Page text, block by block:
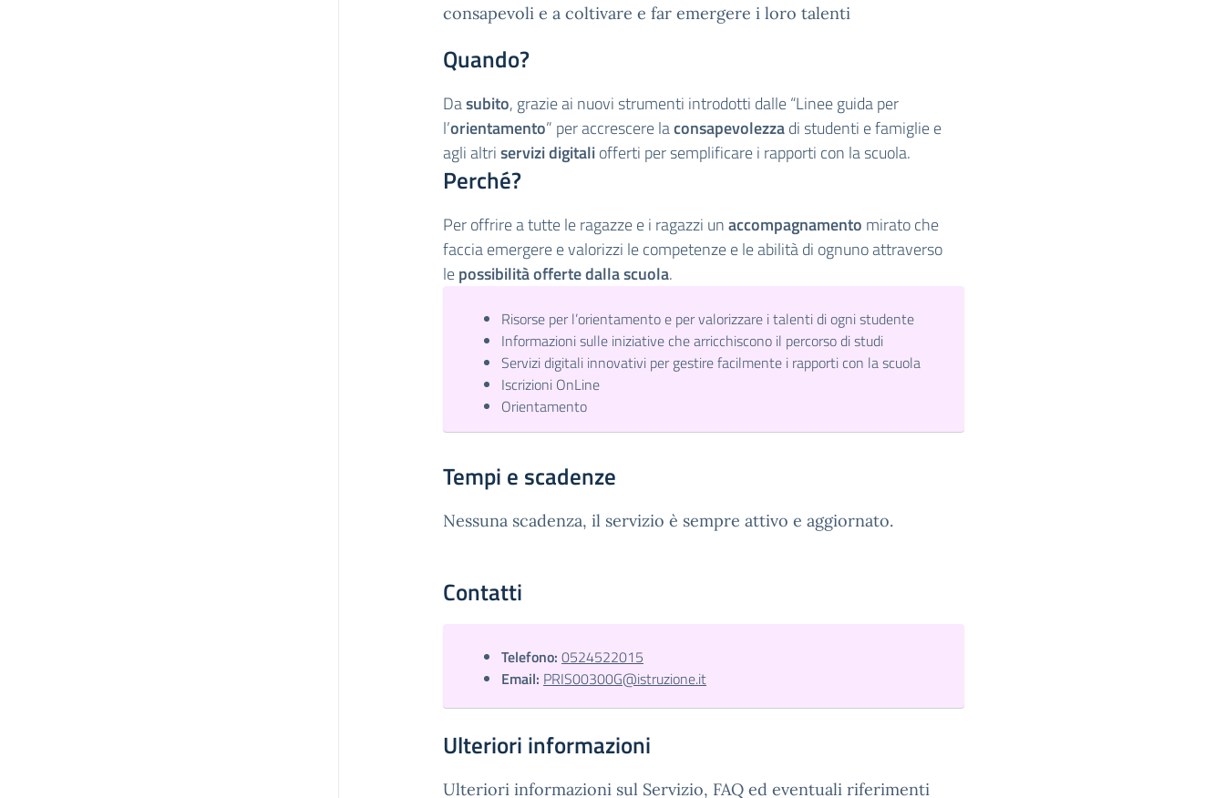
consapevoli e a coltivare e far emergere i loro talenti
Quando?
Dasubito, grazie ai nuovi strumenti introdotti dalle “Linee guida per
l’orientamento” per accrescere laconsapevolezzadi studenti e famiglie e
agli altriservizi digitaliofferti per semplificare i rapporti con la scuola.
Perché?
Per offrire a tutte le ragazze e i ragazzi unaccompagnamento mirato che
faccia emergere e valorizzi le competenze e le abilità di ognuno attraverso
lepossibilità offerte dalla scuola.
Risorse per l’orientamento e per valorizzare i talenti di ogni studente
Informazioni sulle iniziative che arricchiscono il percorso di studi
Servizi digitali innovativi per gestire facilmente i rapporti con la scuola
Iscrizioni OnLine
Orientamento
Tempi e scadenze
Nessuna scadenza, il servizio è sempre attivo e aggiornato.
Contatti
Telefono: 0524522015
Email: PRIS00300G@istruzione.it
Ulteriori informazioni
Ulteriori informazioni sul Servizio, FAQ ed eventuali riferimenti